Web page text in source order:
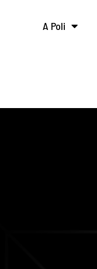
A Poli